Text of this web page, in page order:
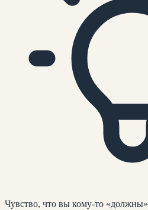
Чувство, что вы кому-то «должны»